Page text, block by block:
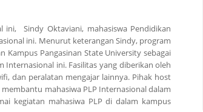
Sindy Oktaviani, mahasiswa Pendidikan
ini. Menurut keterangan Sindy, program
Pangasinan State University sebagai
ini. Fasilitas yang diberikan oleh
dan peralatan mengajar lainnya. Pihak host
mahasiwa PLP Internasional dalam
kegiatan mahasiwa PLP di dalam kampus